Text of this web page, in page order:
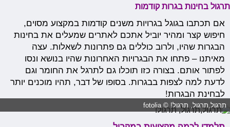
תרגול בחינות בגרות קודמות
אם תכתבו בגוגל בגרויות משנים קודמות במקצוע מסוים,
חיפוש קצר ומהיר יוביל אתכם לאתרים שמעלים את בחינות
הבגרות שהיו, ולרוב כוללים גם פתרונות לשאלות. עצה
מאיתנו – פתחו את הבגרויות האחרונות שהיו בנושא ונסו
לפתור אותם. בצורה כזו תוכלו גם לתרגל את החומר וגם
לדעת למה לצפות בבגרות. בסופו של דבר, תהיו מוכנים יותר
לבחינת הבגרות!
תרגול,תרגול, תרגול! © fotolia